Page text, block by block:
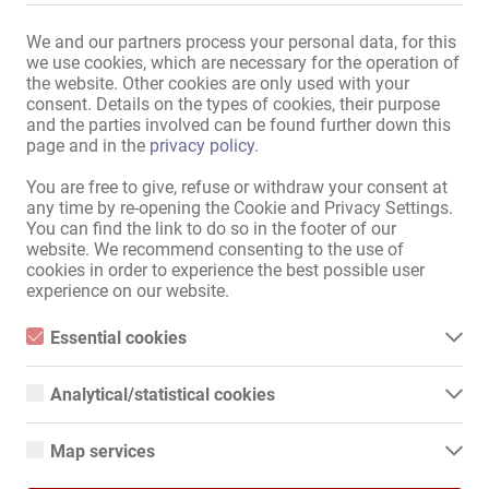
We and our partners process your personal data, for this
we use cookies, which are necessary for the operation of
the website. Other cookies are only used with your
consent. Details on the types of cookies, their purpose
and the parties involved can be found further down this
page and in the privacy policy.
You are free to give, refuse or withdraw your consent at
any time by re-opening the Cookie and Privacy Settings.
You can find the link to do so in the footer of our
website. We recommend consenting to the use of
cookies in order to experience the best possible user
experience on our website.
Essential cookies
Essential cookies are all cookies necessary for the operation of
function properly without these cookies.
Analytical/statistical cookies
Analytical or statistical cookies are cookies that are used to
They help website owners understand how visitors interact with
Map services
Парковка для девушек:
предоставляется
Парковка для посетителей:
предоставляется
собственная
Расположение:
Центр города,Промзона
близости:
Трамвайная остановка
Метро / электричка,Аптека
Банк ,Почтовое отделение
Супермаркет ,Киоск
Парикмахерская,
Фитнес-центр
Показать всю информацию